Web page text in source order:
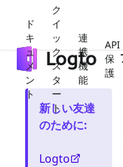
ド
キ
ュ
メ
ン
ト
ク
イ
ッ
ク
ス
タ
ー
ト
連
携
機
能
API
保
護
新しい友達
のために:
Logto